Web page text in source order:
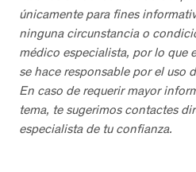
únicamente para fines
ninguna circunstancia o
médico especialista, por lo que
se hace responsable por el uso
En caso de requerir mayor
tema, te sugerimos contactes
especialista de tu confianza.